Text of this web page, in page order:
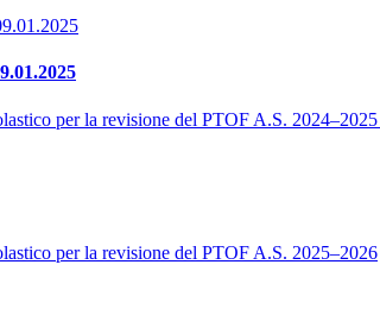
per la revisione del PTOF A.S.
per la revisione del PTOF A.S. 2025–2026